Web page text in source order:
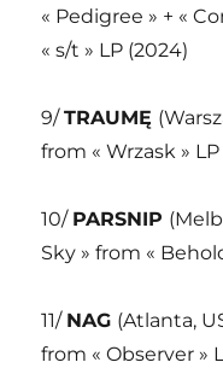
« Pedigree » + «
« s/t » LP (2024)
9/TRAUMĘ
from « Wrzask »
10/ PARSNIP
Sky » from «
11/ NAG (Atlanta,
from « Observer »